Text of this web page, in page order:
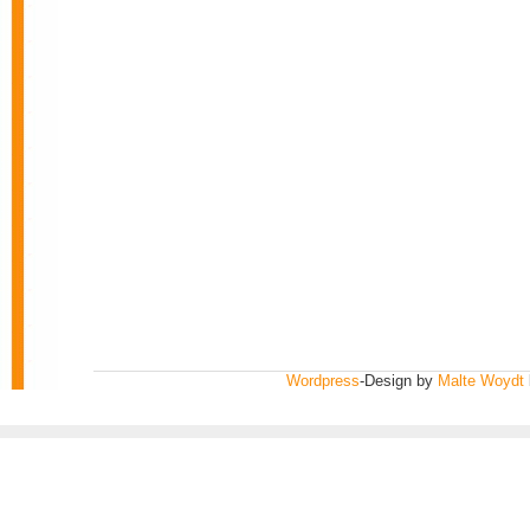
Wordpress-Design by Malte Woydt